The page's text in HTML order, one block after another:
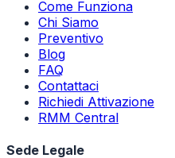
Come Funziona
Chi Siamo
Preventivo
Blog
FAQ
Contattaci
Richiedi Attivazione
RMM Central
Sede Legale